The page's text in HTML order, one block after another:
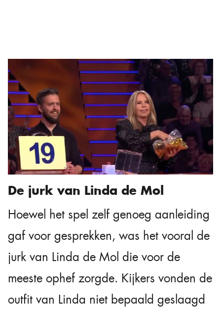
De jurk van Linda de Mol
Hoewel het spel zelf genoeg aanleiding
gaf voor gesprekken, was het vooral de
jurk van Linda de Mol die voor de
meeste ophef zorgde. Kijkers vonden de
outfit van Linda niet bepaald geslaagd